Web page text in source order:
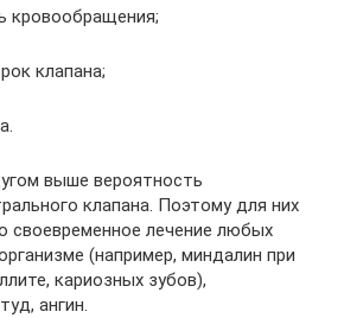
кровообращения;
клапана;
выше вероятность
клапана. Поэтому для них
своевременное лечение любых
(например, миндалин при
кариозных зубов),
ангин.